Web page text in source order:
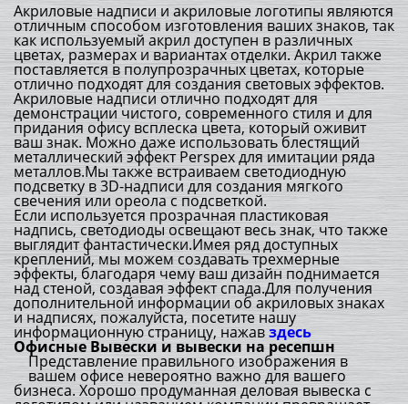
Акриловые надписи и акриловые логотипы являются
отличным способом изготовления ваших знаков, так
как используемый акрил доступен в различных
цветах, размерах и вариантах отделки. Акрил также
поставляется в полупрозрачных цветах, которые
отлично подходят для создания световых эффектов.
Акриловые надписи отлично подходят для
демонстрации чистого, современного стиля и для
придания офису всплеска цвета, который оживит
ваш знак. Можно даже использовать блестящий
металлический эффект Perspex для имитации ряда
металлов.Мы также встраиваем светодиодную
подсветку в 3D-надписи для создания мягкого
свечения или ореола с подсветкой.
Если используется прозрачная пластиковая
надпись, светодиоды освещают весь знак, что также
выглядит фантастически.Имея ряд доступных
креплений, мы можем создавать трехмерные
эффекты, благодаря чему ваш дизайн поднимается
над стеной, создавая эффект спада.Для получения
дополнительной информации об акриловых знаках
и надписях, пожалуйста, посетите нашу
информационную страницу, нажавздесь
Офисные Вывески и вывески на ресепшн
Представление правильного изображения в
вашем офисе невероятно важно для вашего
бизнеса. Хорошо продуманная деловая вывеска с